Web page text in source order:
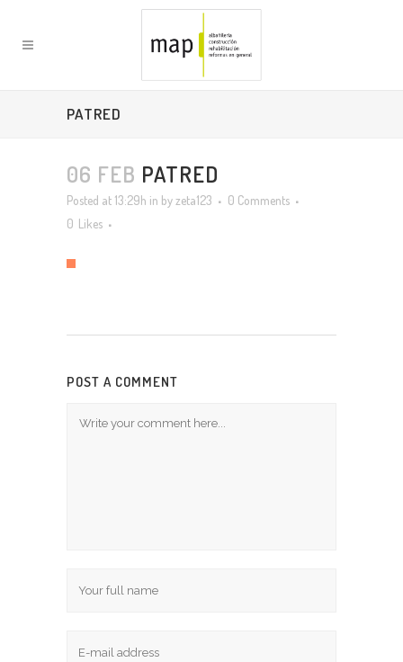
PATRED
06 FEB PATRED
Posted at 13:29h in byzeta123
0 Comments
0 Likes
POST A COMMENT